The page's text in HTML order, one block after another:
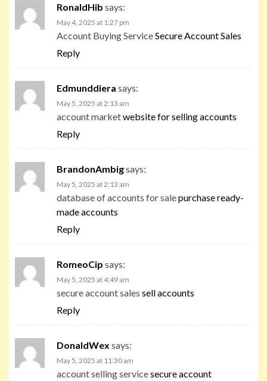
RonaldHib says:
May 4, 2025 at 1:27 pm
Account Buying ServiceSecure Account Sales
Reply
Edmunddiera says:
May 5, 2025 at 2:13 am
account marketwebsite for selling accounts
Reply
BrandonAmbigsays:
May 5, 2025 at 2:13 am
database of accounts for salepurchase ready-
made accounts
Reply
RomeoCip says:
May 5, 2025 at 4:49 am
secure account sales sell accounts
Reply
DonaldWex says:
May 5, 2025 at 11:30 am
account selling servicesecure account